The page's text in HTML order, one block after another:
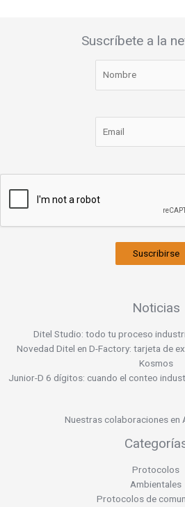
Suscríbete a la
Suscribirse
Noticias
Ditel Studio: todo tu proceso
Novedad Ditel en D-Factory: tarjeta de
Kosmos
Junior-D 6 dígitos: cuando el conteo
Nuestras colaboraciones en
Protocolos
Ambientales
Protocolos de